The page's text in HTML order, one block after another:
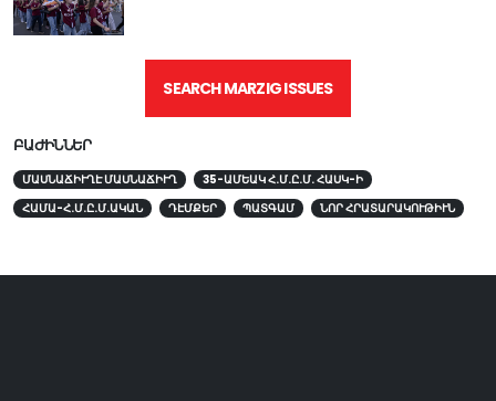
SEARCH MARZIG ISSUES
ԲԱԺԻՆՆԵՐ
ՄԱՍՆԱՃԻՒՂԷ ՄԱՍՆԱՃԻՒՂ
35-ԱՄԵԱԿ Հ.Մ.Ը.Մ. ՀԱՍԿ-Ի
ՀԱՄԱ-Հ.Մ.Ը.Մ.ԱԿԱՆ
ԴԷՄՔԵՐ ՊԱՏԳԱՄ ՆՈՐ ՀՐԱՏԱՐԱԿՈՒԹԻՒՆ